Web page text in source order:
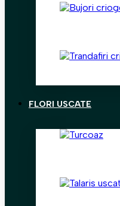
FLORI USCATE